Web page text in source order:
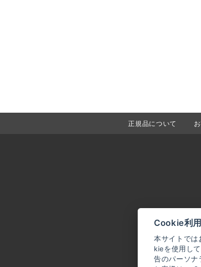
正規品について
Cookie利
本サイトでは
kieを使用し
告のパーソナ